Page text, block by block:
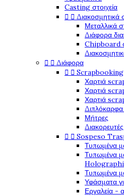
Casting στοιχεία
  Διακοσμητικά
Μεταλλικά
Διάφορα
Chipboard
  Διάφορα
  Scrapbooking
Χαρτιά
Χαρτιά
Χαρτιά
Διπλόκαρφα
Μήτρες
  Sospeso
Τυπωμένα
Τυπωμένα
Τυπωμένα
Υφάσματα
Εργαλεία -